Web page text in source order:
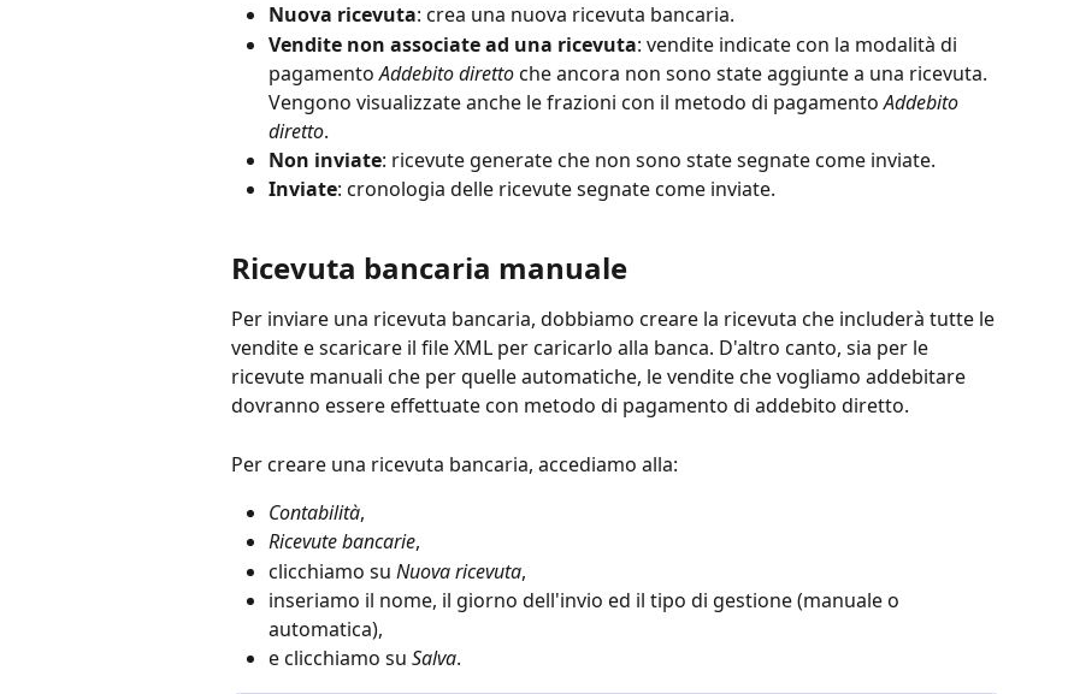
Nuova ricevuta: crea una nuova ricevuta bancaria.
Vendite non associate ad una ricevuta: vendite indicate con la modalità di
pagamento Addebito diretto che ancora non sono state aggiunte a una ricevuta.
Vengono visualizzate anche le frazioni con il metodo di pagamento Addebito
diretto.
Non inviate: ricevute generate che non sono state segnate come inviate.
Inviate: cronologia delle ricevute segnate come inviate.
Ricevuta bancaria manuale
Per inviare una ricevuta bancaria, dobbiamo creare la ricevuta che includerà tutte le
vendite e scaricare il file XML per caricarlo alla banca. D'altro canto, sia per le
ricevute manuali che per quelle automatiche, le vendite che vogliamo addebitare
dovranno essere effettuate con metodo di pagamento di addebito diretto.
Per creare una ricevuta bancaria, accediamo alla:
Contabilità,
Ricevute bancarie,
clicchiamo su Nuova ricevuta,
inseriamo il nome, il giorno dell'invio ed il tipo di gestione (manuale o
automatica),
e clicchiamo su Salva.